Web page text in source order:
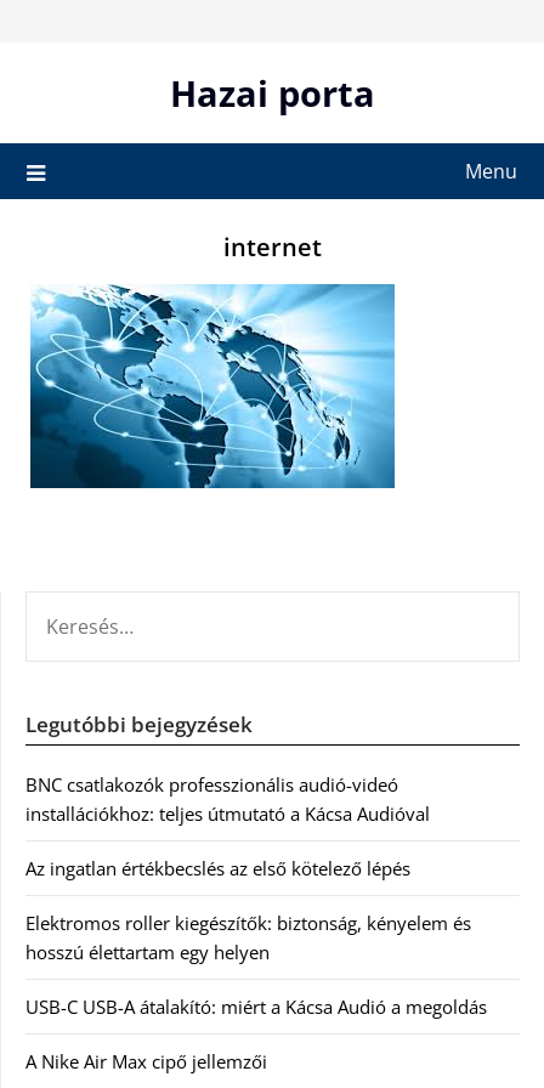
Hazai porta
Menu
internet
Legutóbbi bejegyzések
BNC csatlakozók professzionális audió-videó
installációkhoz: teljes útmutató a Kácsa Audióval
Az ingatlan értékbecslés az első kötelező lépés
Elektromos roller kiegészítők: biztonság, kényelem és
hosszú élettartam egy helyen
USB-C USB-A átalakító: miért a Kácsa Audió a megoldás
A Nike Air Max cipő jellemzői